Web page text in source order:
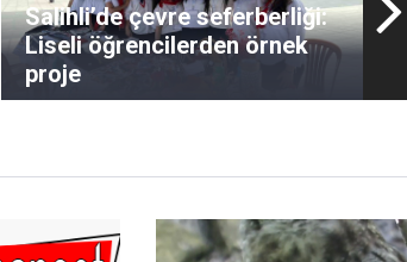
Salihli’de çevre seferberliği:
Liseli öğrencilerden örnek
proje